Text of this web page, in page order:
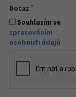
Dotaz *
Souhlasím se
zpracováním
osobních údajů